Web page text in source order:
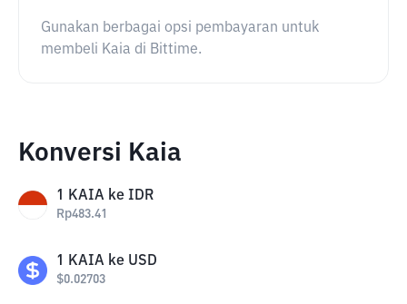
Gunakan berbagai opsi pembayaran untuk
membeli Kaia di Bittime.
Konversi Kaia
1 KAIA ke IDR
Rp483.41
1 KAIA ke USD
$0.02703